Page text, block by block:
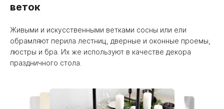
веток
Живыми и искусственными ветками сосны или ели
обрамляют перила лестниц, дверные и оконные проемы,
люстры и бра. Их же используют в качестве декора
праздничного стола.